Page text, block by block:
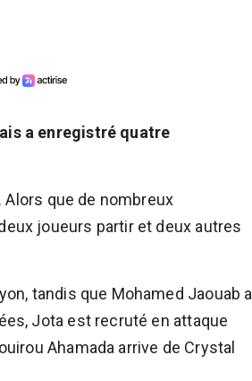
a enregistré quatre
Alors que de nombreux
joueurs partir et deux autres
tandis que Mohamed Jaouab a
Jota est recruté en attaque
Ahamada arrive de Crystal